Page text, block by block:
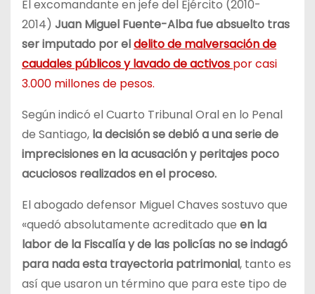
El excomandante en jefe del Ejército (2010-
2014) Juan Miguel Fuente-Alba fue absuelto tras
ser imputado por eldelito de malversación de
caudales públicos y lavado de activos por casi
3.000 millones de pesos.
Según indicó el Cuarto Tribunal Oral en lo Penal
de Santiago, la decisión se debió a una serie de
imprecisiones en la acusación y peritajes poco
acuciosos realizados en el proceso.
El abogado defensor Miguel Chaves sostuvo que
«quedó absolutamente acreditado que en la
labor de la Fiscalía y de las policías no se indagó
para nada esta trayectoria patrimonial, tanto es
así que usaron un término que para este tipo de